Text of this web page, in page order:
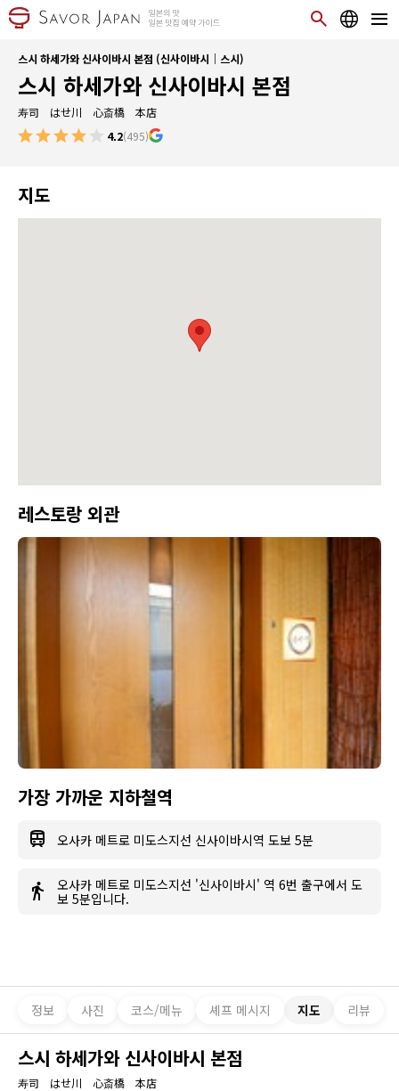
스시 하세가와 신사이바시 본점 (신사이바시｜스시)
스시 하세가와 신사이바시 본점
寿司 はせ川 心斎橋 本店
4.2(495)
지도
레스토랑 외관
가장 가까운 지하철역
오사카 메트로 미도스지선 신사이바시역 도보 5분
오사카 메트로 미도스지선 '신사이바시' 역 6번 출구에서 도
보 5분입니다.
정보 사진 코스/메뉴 셰프 메시지 지도 리뷰
스시 하세가와 신사이바시 본점
寿司 はせ川 心斎橋 本店